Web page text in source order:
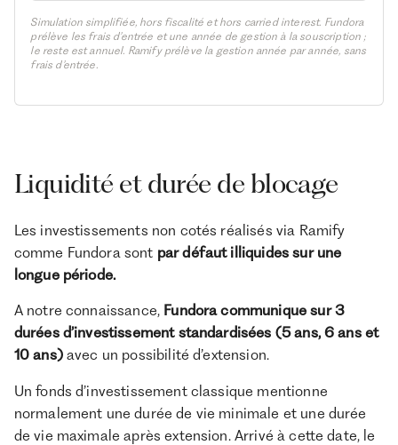
Simulation simplifiée, hors fiscalité et hors carried interest. Fundora
prélève les frais d’entrée et une année de gestion à la souscription ;
le reste est annuel. Ramify prélève la gestion année par année, sans
frais d’entrée.
Liquidité et durée de blocage
Les investissements non cotés réalisés via Ramify
comme Fundora sont par défaut illiquides sur une
longue période.
A notre connaissance, Fundora communique sur 3
durées d’investissement standardisées (5 ans, 6 ans et
10 ans)avec un possibilité d’extension.
Un fonds d’investissement classique mentionne
normalement une durée de vie minimale et une durée
de vie maximale après extension. Arrivé à cette date, le